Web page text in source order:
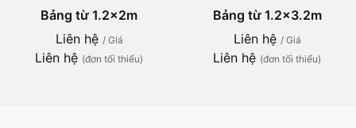
Bảng từ 1.2x2m
Liên hệ / Giá
Liên hệ (đơn tối thiểu)
Bảng từ 1.2x3.2m
Liên hệ / Giá
Liên hệ (đơn tối thiểu)